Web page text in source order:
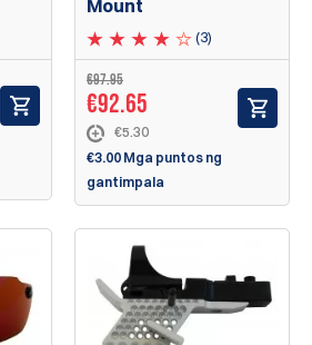
Mount
(3)
€97.95
€92.65
€5.30
€3.00 Mga puntos ng
gantimpala